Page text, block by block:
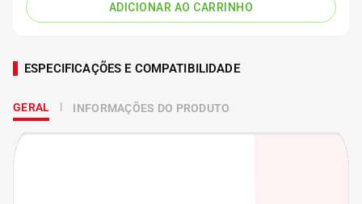
ADICIONAR AO CARRINHO
ESPECIFICAÇÕES E COMPATIBILIDADE
GERAL INFORMAÇÕES DO PRODUTO